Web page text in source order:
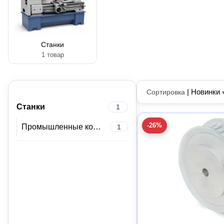
Станки
1 товар
Станки 1
Промышленные компоненты 1
Сортировка | Новинки
-26%